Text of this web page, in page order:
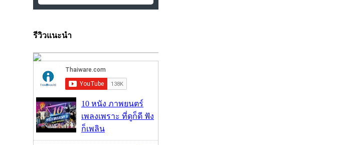
รีวิวแนะนำ
10 หนัง ภาพยนตร์
เพลงเพราะ ที่ดูก็ดี ฟัง
ก็เพลิน